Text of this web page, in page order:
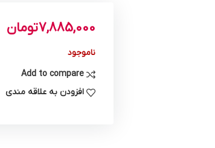
7,885,000تومان
ناموجود
Add to compare
افزودن به علاقه مندی